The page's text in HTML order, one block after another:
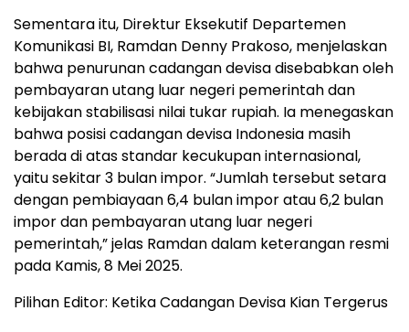
Sementara itu, Direktur Eksekutif Departemen
Komunikasi BI, Ramdan Denny Prakoso, menjelaskan
bahwa penurunan cadangan devisa disebabkan oleh
pembayaran utang luar negeri pemerintah dan
kebijakan stabilisasi nilai tukar rupiah. Ia menegaskan
bahwa posisi cadangan devisa Indonesia masih
berada di atas standar kecukupan internasional,
yaitu sekitar 3 bulan impor. “Jumlah tersebut setara
dengan pembiayaan 6,4 bulan impor atau 6,2 bulan
impor dan pembayaran utang luar negeri
pemerintah,” jelas Ramdan dalam keterangan resmi
pada Kamis, 8 Mei 2025.
Pilihan Editor: Ketika Cadangan Devisa Kian Tergerus